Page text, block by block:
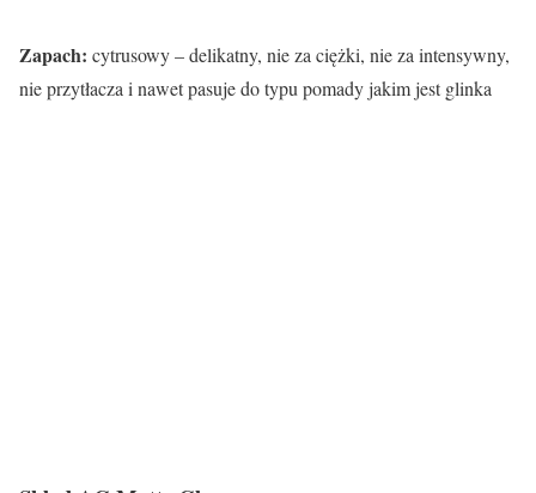
Zapach: cytrusowy – delikatny, nie za ciężki, nie za intensywny,
nie przytłacza i nawet pasuje do typu pomady jakim jest glinka